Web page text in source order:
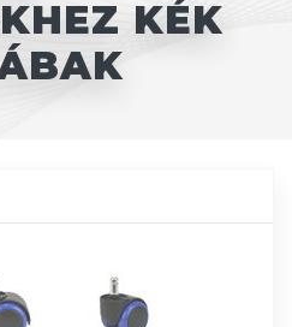
KÉK